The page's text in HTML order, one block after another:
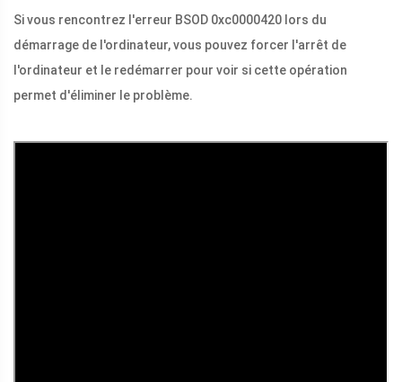
Si vous rencontrez l'erreur BSOD 0xc0000420 lors du
démarrage de l'ordinateur, vous pouvez forcer l'arrêt de
l'ordinateur et le redémarrer pour voir si cette opération
permet d'éliminer le problème.